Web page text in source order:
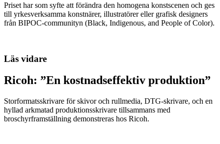
Priset har som syfte att förändra den homogena konstscenen och ges
till yrkesverksamma konstnärer, illustratörer eller grafisk designers
från BIPOC-communityn (Black, Indigenous, and People of Color).
Läs vidare
Ricoh: ”En kostnadseffektiv produktion”
Storformatsskrivare för skivor och rullmedia, DTG-skrivare, och en
hyllad arkmatad produktionsskrivare tillsammans med
broschyrframställning demonstreras hos Ricoh.